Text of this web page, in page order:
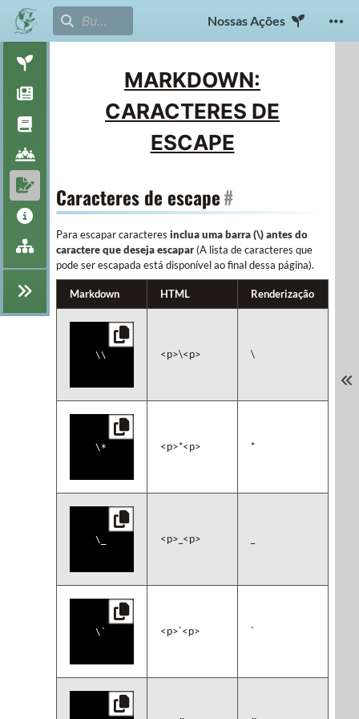
Nossas Ações
MARKDOWN:
CARACTERES DE
ESCAPE
Caracteres de escape#
Para escapar caracteres inclua uma barra (\) antes do
caractere que deseja escapar(A lista de caracteres que
pode ser escapada está disponível ao final dessa página).
Markdown HTML Renderização
<p>\<p> \
<p>*<p> *
<p>_<p>
<p>`<p> `